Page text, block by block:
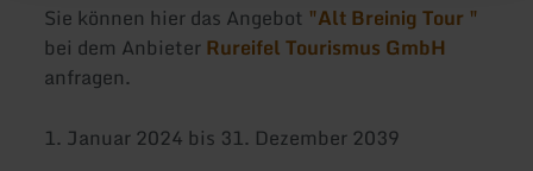
Sie können hier das Angebot "Alt Breinig Tour "
bei dem AnbieterRureifel Tourismus GmbH
anfragen.
1. Januar 2024 bis 31. Dezember 2039